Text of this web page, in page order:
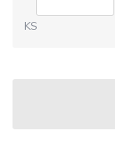
KS